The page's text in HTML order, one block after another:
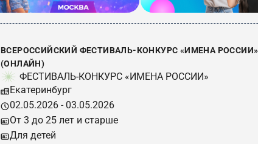
ВСЕРОССИЙСКИЙ ФЕСТИВАЛЬ-КОНКУРС «ИМЕНА РОССИИ»
(ОНЛАЙН)
ФЕСТИВАЛЬ-КОНКУРС «ИМЕНА РОССИИ»
Екатеринбург
02.05.2026 - 03.05.2026
От 3 до 25 лет и старше
Для детей